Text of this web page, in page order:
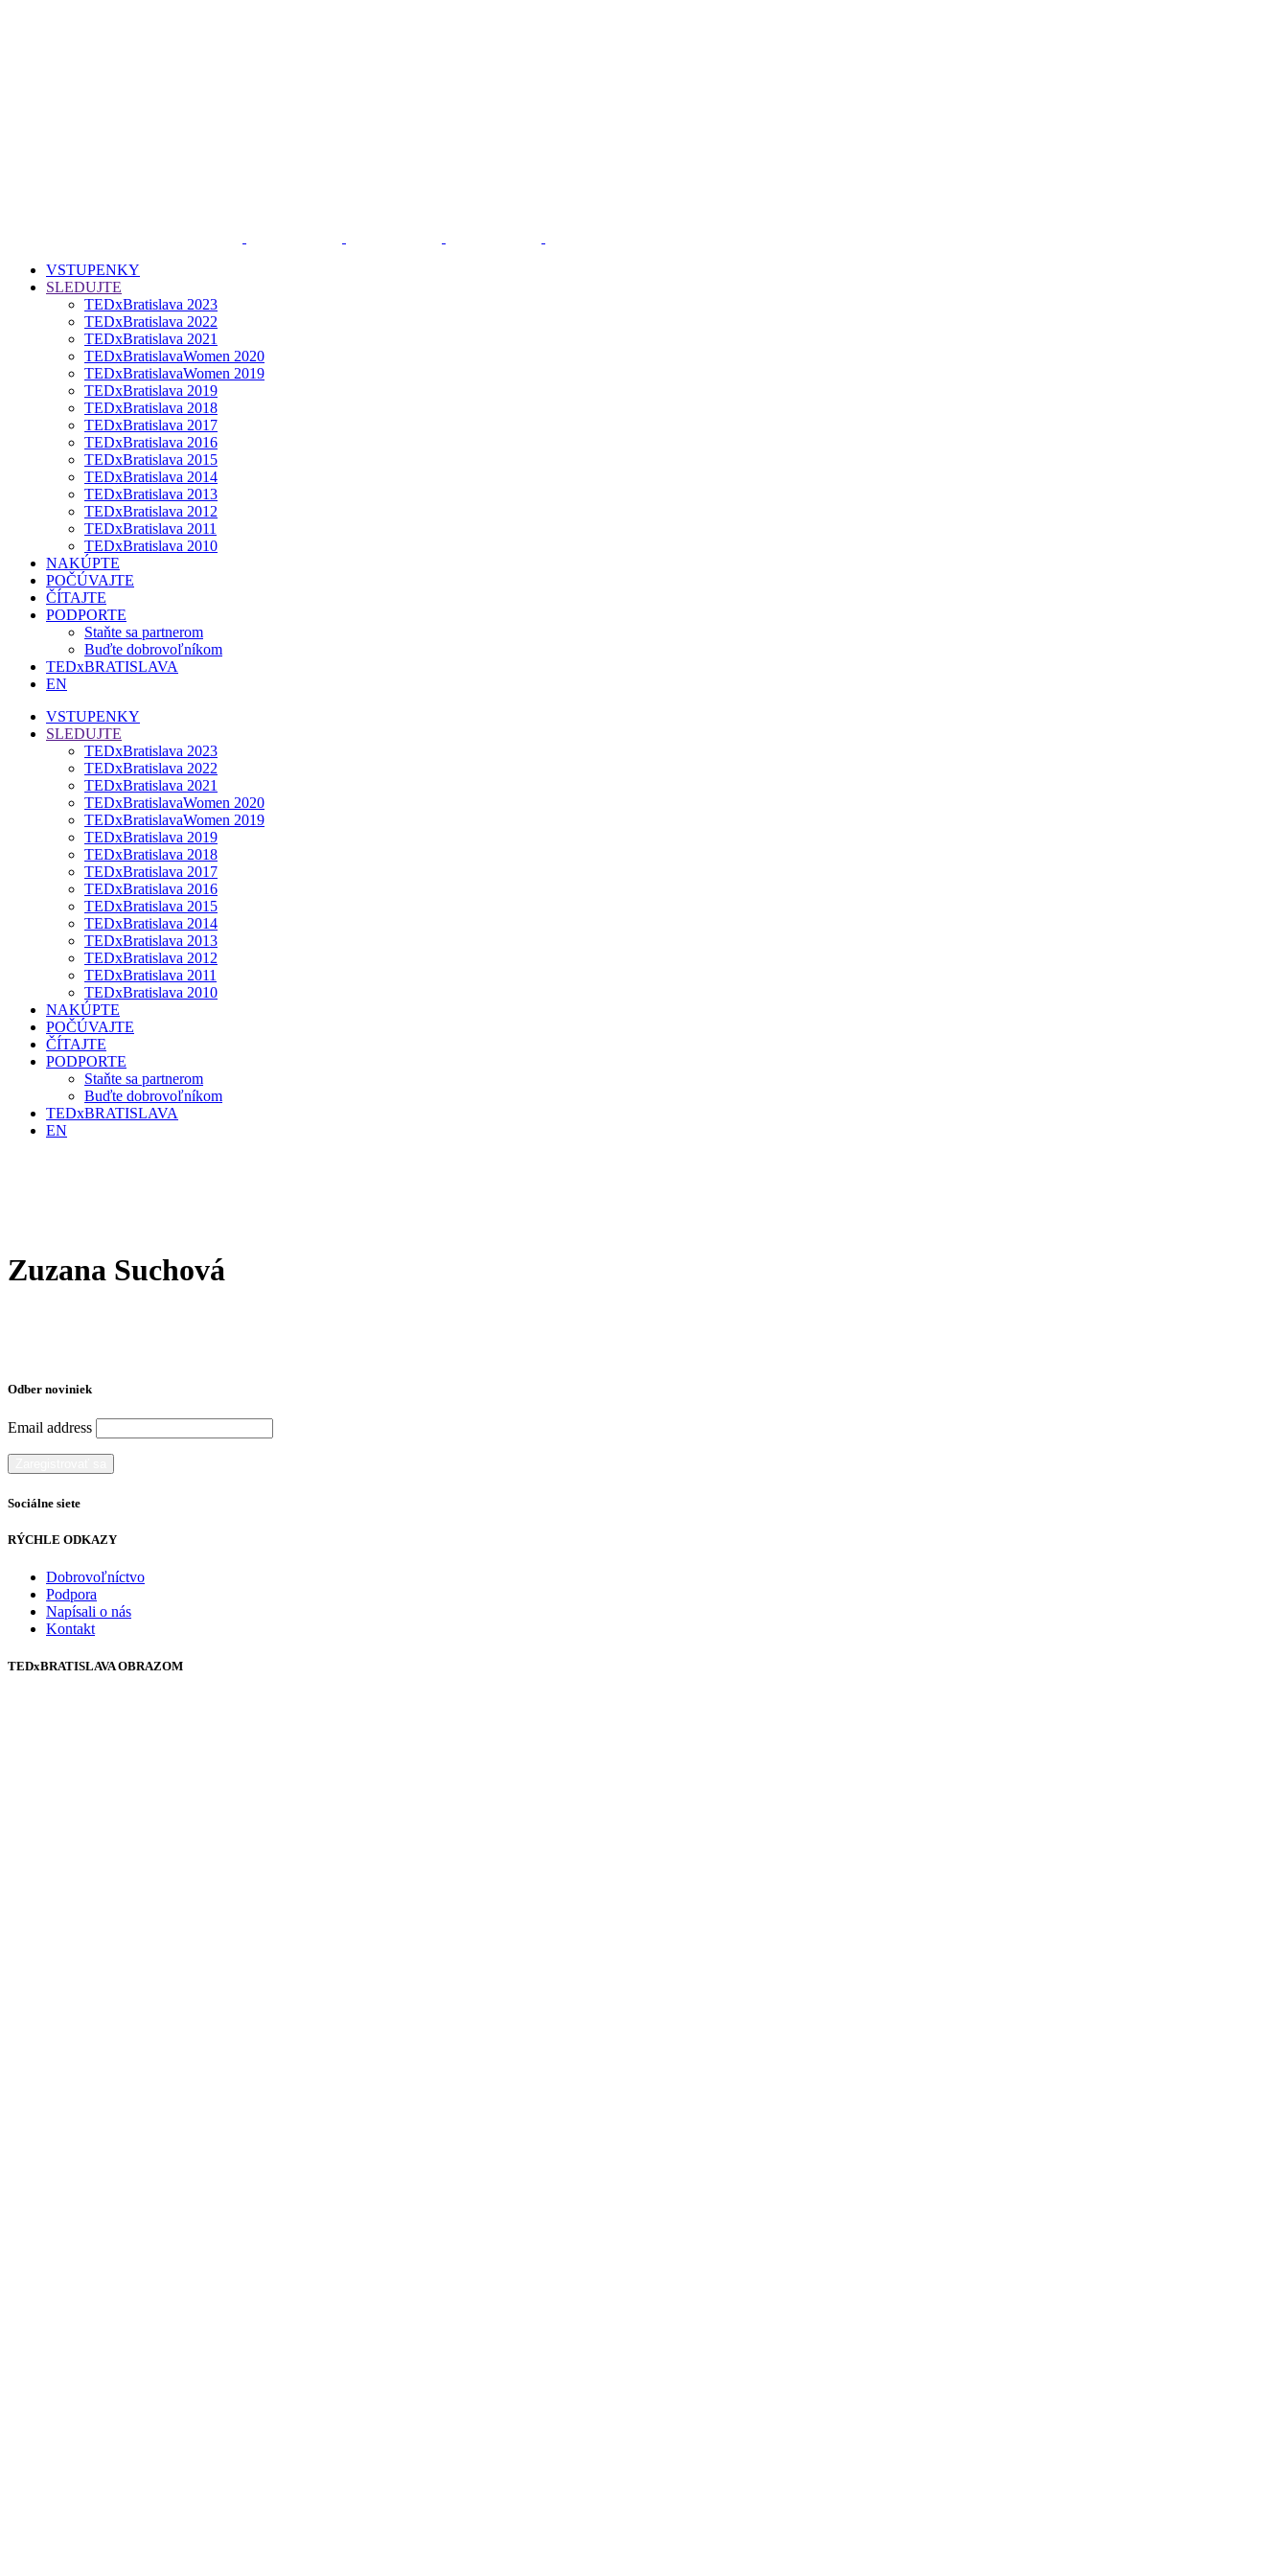
VSTUPENKY
SLEDUJTE
TEDxBratislava 2023
TEDxBratislava 2022
TEDxBratislava 2021
TEDxBratislavaWomen 2020
TEDxBratislavaWomen 2019
TEDxBratislava 2019
TEDxBratislava 2018
TEDxBratislava 2017
TEDxBratislava 2016
TEDxBratislava 2015
TEDxBratislava 2014
TEDxBratislava 2013
TEDxBratislava 2012
TEDxBratislava 2011
TEDxBratislava 2010
NAKÚPTE
POČÚVAJTE
ČÍTAJTE
PODPORTE
Staňte sa partnerom
Buďte dobrovoľníkom
TEDxBRATISLAVA
EN
VSTUPENKY
SLEDUJTE
TEDxBratislava 2023
TEDxBratislava 2022
TEDxBratislava 2021
TEDxBratislavaWomen 2020
TEDxBratislavaWomen 2019
TEDxBratislava 2019
TEDxBratislava 2018
TEDxBratislava 2017
TEDxBratislava 2016
TEDxBratislava 2015
TEDxBratislava 2014
TEDxBratislava 2013
TEDxBratislava 2012
TEDxBratislava 2011
TEDxBratislava 2010
NAKÚPTE
POČÚVAJTE
ČÍTAJTE
PODPORTE
Staňte sa partnerom
Buďte dobrovoľníkom
TEDxBRATISLAVA
EN
Zuzana Suchová
Odber noviniek
Email address
Sociálne siete
RÝCHLE ODKAZY
Dobrovoľníctvo
Podpora
Napísali o nás
Kontakt
TEDxBRATISLAVA OBRAZOM